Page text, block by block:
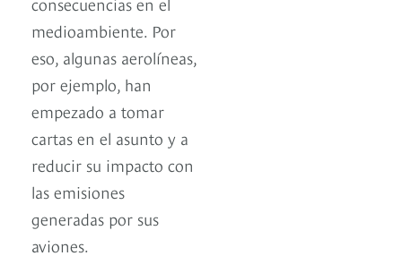
medioambiente. Por
eso, algunas aerolíneas,
por ejemplo, han
empezado a tomar
cartas en el asunto y a
reducir su impacto con
las emisiones
generadas por sus
aviones.